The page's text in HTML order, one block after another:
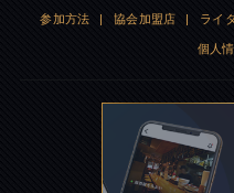
参加方法 | 協会加盟店 | ライ
個人